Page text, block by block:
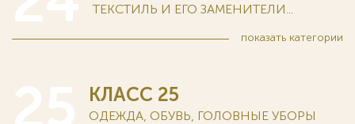
ТЕКСТИЛЬ И ЕГО ЗАМЕНИТЕЛИ...
показать категории
КЛАСС 25
ОДЕЖДА, ОБУВЬ, ГОЛОВНЫЕ УБОРЫ